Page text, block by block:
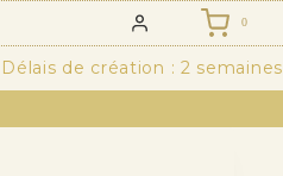
0
Délais de création : 2 semaines